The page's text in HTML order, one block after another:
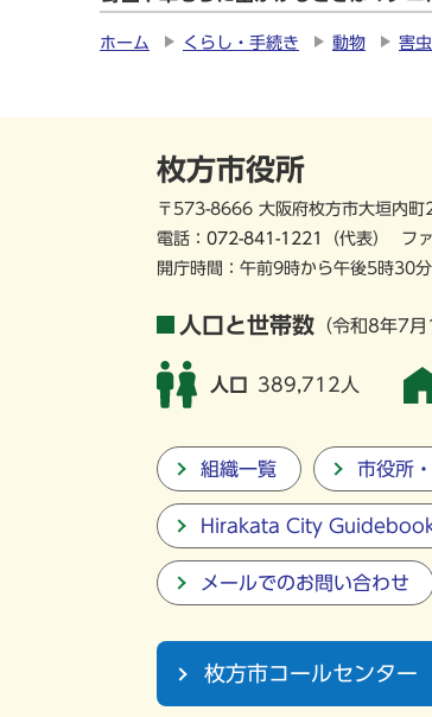
ホーム くらし・手続き 動物 害虫
枚方市役所
〒573-8666 大阪府枚方市大垣内町
電話： 072-841-1221 （代表） フ
開庁時間：午前9時から午後5時30
人口と世帯数 （令和8年7月
人口 389,712人
組織一覧 市役所
Hirakata City
メールでのお問い合わせ
枚方市コールセンター